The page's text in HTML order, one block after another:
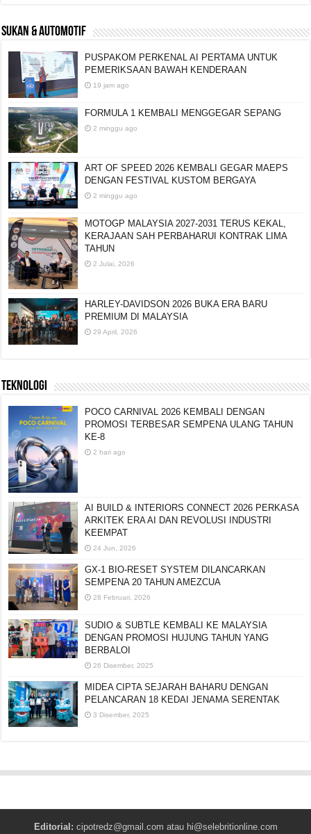
SUKAN & AUTOMOTIF
PUSPAKOM PERKENAL AI PERTAMA UNTUK
PEMERIKSAAN BAWAH KENDERAAN
19 jam ago
FORMULA 1 KEMBALI MENGGEGAR SEPANG
2 minggu ago
ART OF SPEED 2026 KEMBALI GEGAR MAEPS
DENGAN FESTIVAL KUSTOM BERGAYA
2 minggu ago
MOTOGP MALAYSIA 2027-2031 TERUS KEKAL,
KERAJAAN SAH PERBAHARUI KONTRAK LIMA
TAHUN
2 Julai, 2026
HARLEY-DAVIDSON 2026 BUKA ERA BARU
PREMIUM DI MALAYSIA
29 April, 2026
TEKNOLOGI
POCO CARNIVAL 2026 KEMBALI DENGAN
PROMOSI TERBESAR SEMPENA ULANG TAHUN
KE-8
2 hari ago
AI BUILD & INTERIORS CONNECT 2026 PERKASA
ARKITEK ERA AI DAN REVOLUSI INDUSTRI
KEEMPAT
24 Jun, 2026
GX-1 BIO-RESET SYSTEM DILANCARKAN
SEMPENA 20 TAHUN AMEZCUA
28 Februari, 2026
SUDIO & SUBTLE KEMBALI KE MALAYSIA
DENGAN PROMOSI HUJUNG TAHUN YANG
BERBALOI
26 Disember, 2025
MIDEA CIPTA SEJARAH BAHARU DENGAN
PELANCARAN 18 KEDAI JENAMA SERENTAK
3 Disember, 2025
Editorial: cipotredz@gmail.com atau hi@selebritionline.com